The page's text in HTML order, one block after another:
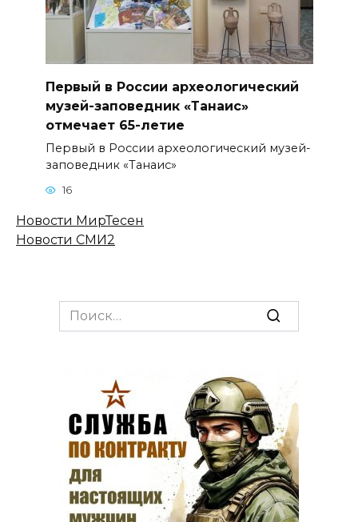
Первый в России археологический
музей-заповедник «Танаис»
отмечает 65-летие
Первый в России археологический музей-
заповедник «Танаис»
16
Новости МирТесен
Новости СМИ2
Search
for: